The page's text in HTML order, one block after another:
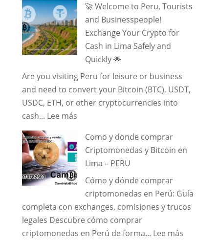
convertir
y
Bitcoins
Soles:
Guía
práctica
🚀 Welcome to Peru, Tourists
and Businesspeople!
Exchange Your Crypto for
Cash in Lima Safely and
Quickly 🌟
Are you visiting Peru for leisure or business
and need to convert your Bitcoin (BTC), USDT,
USDC, ETH, or other cryptocurrencies into
cash... Lee más:
Welcome
to
Peru,
Tourists
and
Businesspeople!
Exchange
Your
Como y donde comprar
Criptomonedas y Bitcoin en
Lima – PERU
Cómo y dónde comprar
criptomonedas en Perú: Guía
completa con exchanges, comisiones y trucos
legales Descubre cómo comprar
criptomonedas en Perú de forma... Lee más: